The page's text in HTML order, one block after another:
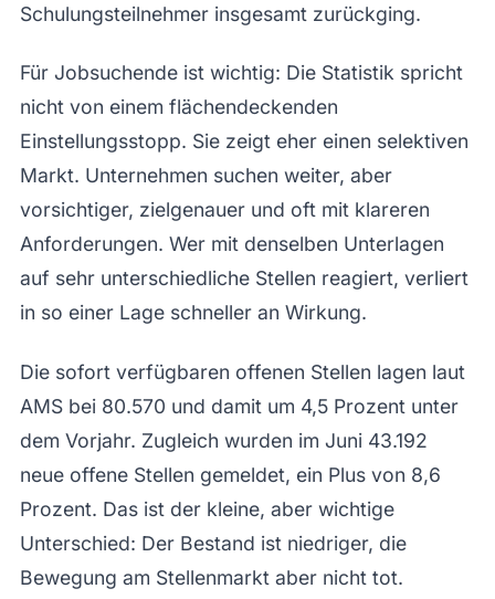
Schulungsteilnehmer insgesamt zurückging.
Für Jobsuchende ist wichtig: Die Statistik spricht
nicht von einem flächendeckenden
Einstellungsstopp. Sie zeigt eher einen selektiven
Markt. Unternehmen suchen weiter, aber
vorsichtiger, zielgenauer und oft mit klareren
Anforderungen. Wer mit denselben Unterlagen
auf sehr unterschiedliche Stellen reagiert, verliert
in so einer Lage schneller an Wirkung.
Die sofort verfügbaren offenen Stellen lagen laut
AMS bei 80.570 und damit um 4,5 Prozent unter
dem Vorjahr. Zugleich wurden im Juni 43.192
neue offene Stellen gemeldet, ein Plus von 8,6
Prozent. Das ist der kleine, aber wichtige
Unterschied: Der Bestand ist niedriger, die
Bewegung am Stellenmarkt aber nicht tot.